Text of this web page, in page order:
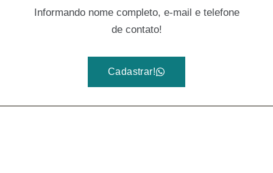
Informando nome completo, e-mail e telefone
de contato!
Cadastrar!